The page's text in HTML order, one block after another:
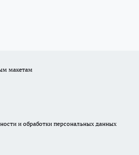
макетам
и обработки персональных данных